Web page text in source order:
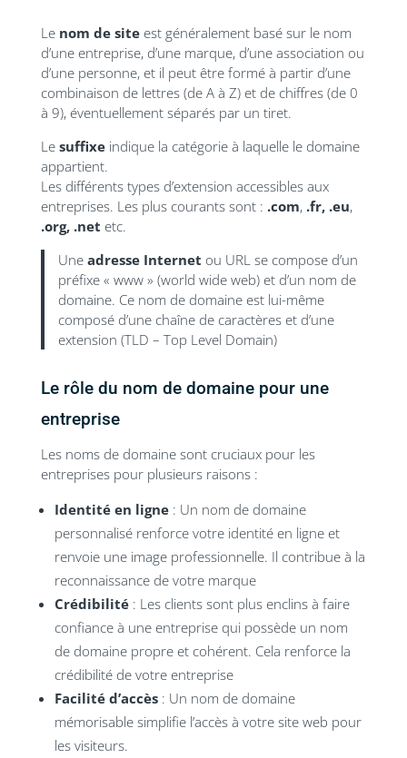
Le nom de siteest généralement basé sur le nom
d’une entreprise, d’une marque, d’une association ou
d’une personne, et il peut être formé à partir d’une
combinaison de lettres (de A à Z) et de chiffres (de 0
à 9), éventuellement séparés par un tiret.
Le suffixeindique la catégorie à laquelle le domaine
appartient.
Les différents types d’extension accessibles aux
entreprises. Les plus courants sont : .com, .fr, .eu,
.org, .net etc.
Une adresse Internet ou URL se compose d’un
préfixe « www » (world wide web) et d’un nom de
domaine. Ce nom de domaine est lui-même
composé d’une chaîne de caractères et d’une
extension (TLD – Top Level Domain)
Le rôle du nom de domaine pour une
entreprise
Les noms de domaine sont cruciaux pour les
entreprises pour plusieurs raisons :
Identité en ligne: Un nom de domaine
personnalisé renforce votre identité en ligne et
renvoie une image professionnelle. Il contribue à la
reconnaissance de votre marque
Crédibilité: Les clients sont plus enclins à faire
confiance à une entreprise qui possède un nom
de domaine propre et cohérent. Cela renforce la
crédibilité de votre entreprise
Facilité d’accès: Un nom de domaine
mémorisable simplifie l’accès à votre site web pour
les visiteurs.